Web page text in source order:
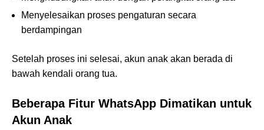
Menyelesaikan proses pengaturan secara
berdampingan
Setelah proses ini selesai, akun anak akan berada di
bawah kendali orang tua.
Beberapa Fitur WhatsApp Dimatikan untuk
Akun Anak